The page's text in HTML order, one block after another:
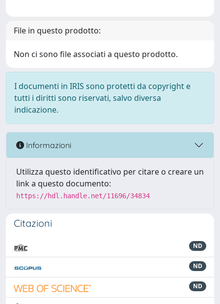
File in questo prodotto:
Non ci sono file associati a questo prodotto.
I documenti in IRIS sono protetti da copyright e
tutti i diritti sono riservati, salvo diversa
indicazione.
Informazioni
Utilizza questo identificativo per citare o creare un
link a questo documento:
https://hdl.handle.net/11696/34834
Citazioni
ND
ND
ND